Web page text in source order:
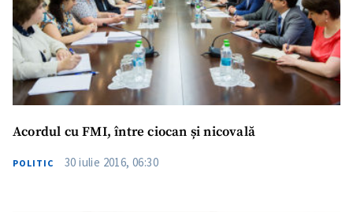
Acordul cu FMI, între ciocan și nicovală
POLITIC 30 iulie 2016, 06:30